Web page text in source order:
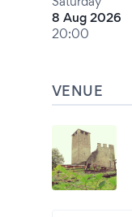
8 Aug 2026
20:00
VENUE